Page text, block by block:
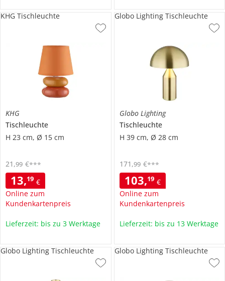
KHG
Tischleuchte
H 23 cm, Ø 15 cm
13,19 €
Online zum
Kundenkartenpreis
21 ,99 €***
KHG Tischleuchte
Lieferzeit: bis zu 3 Werktage
Globo Lighting
Tischleuchte
H 39 cm, Ø 28 cm
103,19 €
Online zum
Kundenkartenpreis
171 ,99 €***
Globo Lighting Tischleuchte
Lieferzeit: bis zu 13 Werktage
Globo Lighting Tischleuchte Globo Lighting Tischleuchte